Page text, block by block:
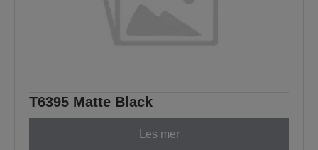
T6395 Matte Black
Les mer